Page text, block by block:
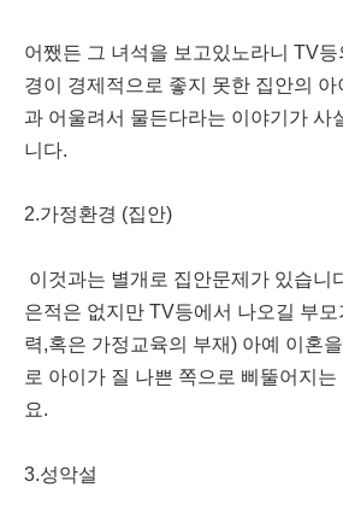
어쨌든 그 녀석을 보고있노라니 TV
경이 경제적으로 좋지 못한 집안의
과 어울려서 물든다라는 이야기가 사
니다.
2.가정환경 (집안)
이것과는 별개로 집안문제가 있습니
은적은 없지만 TV등에서 나오길 부
력,혹은 가정교육의 부재) 아예 이혼
로 아이가 질 나쁜 쪽으로 삐뚤어지는
요.
3.성악설